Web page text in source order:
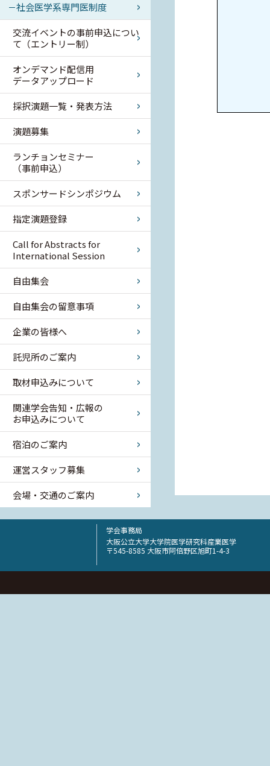
社会医学系専門医制度
交流イベントの事前申込につい
て（エントリー制）
オンデマンド配信用
データアップロード
採択演題一覧・発表方法
演題募集
ランチョンセミナー
（事前申込）
スポンサードシンポジウム
指定演題登録
Call for Abstracts for
International Session
自由集会
自由集会の留意事項
企業の皆様へ
託児所のご案内
取材申込みについて
関連学会告知・広報の
お申込みについて
宿泊のご案内
運営スタッフ募集
会場・交通のご案内
学会事務局
大阪公立大学大学院医学研究科産業医学
〒545-8585 大阪市阿倍野区旭町1-4-3